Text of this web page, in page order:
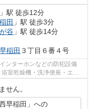
」駅 徒歩12分
田 」駅 徒歩3分
谷 」駅 徒歩14分
稲田 ３丁目６番４号
ンターホンなどの防犯設備
室乾燥機・洗浄便座・エア
せん。
早稲田」への